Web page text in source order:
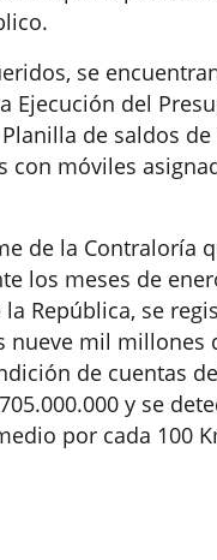
se
Ejecución del
de saldos
con móviles
de la Contraloría
los meses de
República, se
mil millones
de cuentas
y se
por cada 100